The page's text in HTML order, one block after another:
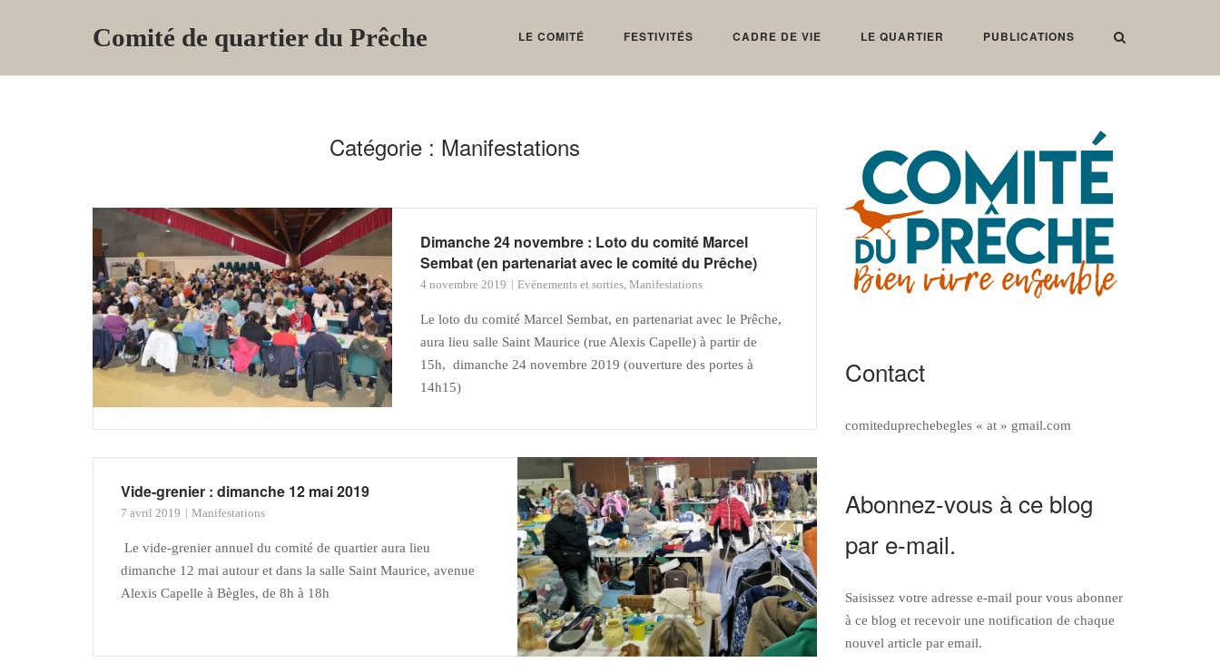
Comité de quartier du Prêche LE COMITÉ FESTIVITÉS CADRE DE VIE LE QUARTIER PUBLICATIONS
Catégorie : Manifestations
Dimanche 24 novembre : Loto du comité Marcel
Sembat (en partenariat avec le comité du Prêche)
4 novembre 2019 Evénements et sorties,Manifestations
Le loto du comité Marcel Sembat, en partenariat avec le Prêche,
aura lieu salle Saint Maurice (rue Alexis Capelle) à partir de
15h, dimanche 24 novembre 2019 (ouverture des portes à
14h15)
Vide-grenier : dimanche 12 mai 2019
7 avril 2019 Manifestations
Le vide-grenier annuel du comité de quartier aura lieu
dimanche 12 mai autour et dans la salle Saint Maurice, avenue
Alexis Capelle à Bègles, de 8h à 18h
Contact
comiteduprechebegles « at » gmail.com
Abonnez-vous à ce blog
par e-mail.
Saisissez votre adresse e-mail pour vous abonner
à ce blog et recevoir une notification de chaque
nouvel article par email.